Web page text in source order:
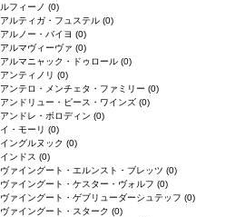
ルフィーノ (0)
アルティガ・フュステル (0)
アルノー・バイヨ (0)
アルマヴィーヴァ (0)
アルマニャック・ドゥロール (0)
アンティノリ (0)
アンテロ・メンチェタ・ファミリー (0)
アンドリュー・ピース・ワインズ (0)
アンドレ・ボロディン (0)
イ・モーリ (0)
イングルヌック (0)
インドス (0)
ヴァイングート・エルンスト・ブレッツ (0)
ヴァイングート・ケスター・ヴォルフ (0)
ヴァイングート・ゲブリューダーシュテッフ (0)
ヴァイングート・スターク (0)